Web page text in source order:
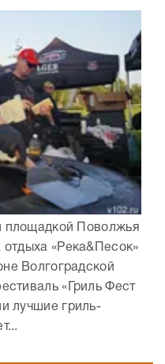
площадкой Поволжья
«Река&Песок»
Волгоградской
«Гриль Фест
лучшие гриль-